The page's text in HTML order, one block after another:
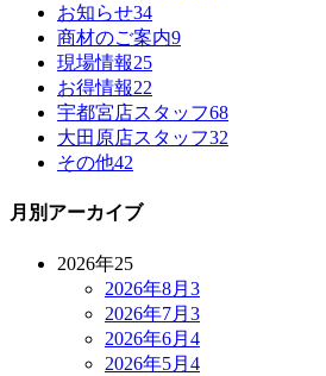
お知らせ34
商材のご案内9
現場情報25
お得情報22
宇都宮店スタッフ68
大田原店スタッフ32
その他42
月別アーカイブ
2026年25
2026年8月 3
2026年7月 3
2026年6月 4
2026年5月 4